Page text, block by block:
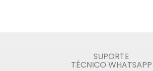
SUPORTE
TÉCNICO WHATSAPP